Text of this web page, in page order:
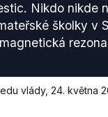
Nikdo nikde
školky v
vlády, 24. května